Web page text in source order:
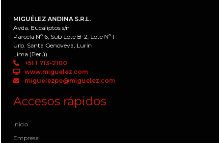
MIGUÉLEZ ANDINA S.R.L.
Avda. Eucaliptos s/n
Parcela Nº 6, Sub Lote B-2, Lote Nº 1
Urb. Santa Genoveva, Lurín
Lima (Perú)
+51 1 713-2100
www.miguelez.com
miguelezpe@miguelez.com
Accesos rápidos
Inicio
Empresa